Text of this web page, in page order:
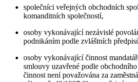
společníci veřejných obchodních
komanditních společností,
osoby vykonávající nezávislé
podnikáním podle zvláštních
osoby vykonávající činnost
smlouvy uzavřené podle
činnost není považována za